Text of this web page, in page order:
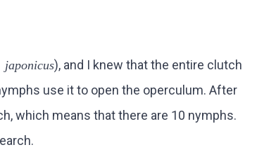
japonicus), and I knew that the entire clutch
use it to open the operculum. After
which means that there are 10 nymphs.